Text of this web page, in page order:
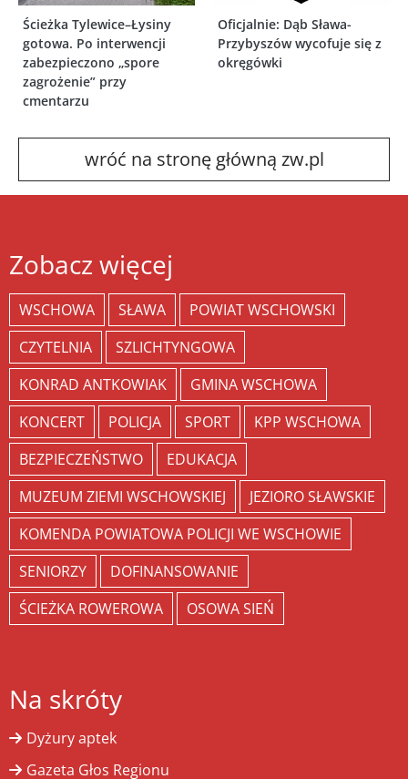
Ścieżka Tylewice–Łysiny
gotowa. Po interwencji
zabezpieczono „spore
zagrożenie” przy
cmentarzu
Oficjalnie: Dąb Sława-
Przybyszów wycofuje się z
okręgówki
wróć na stronę główną zw.pl
Zobacz więcej
WSCHOWA SŁAWA
POWIAT WSCHOWSKI
CZYTELNIA
SZLICHTYNGOWA
KONRAD ANTKOWIAK
GMINA WSCHOWA
KONCERT
POLICJA SPORT
KPP WSCHOWA
BEZPIECZEŃSTWO
EDUKACJA
MUZEUM ZIEMI WSCHOWSKIEJ
JEZIORO SŁAWSKIE
KOMENDA POWIATOWA POLICJI WE WSCHOWIE
SENIORZY
DOFINANSOWANIE
ŚCIEŻKA ROWEROWA
OSOWA SIEŃ
Na skróty
Dyżury aptek
Gazeta Głos Regionu